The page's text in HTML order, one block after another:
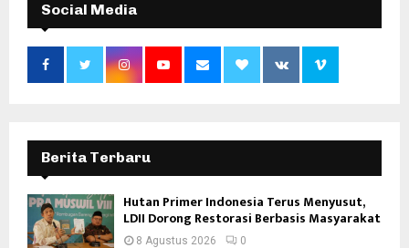
Social Media
Berita Terbaru
Hutan Primer Indonesia Terus Menyusut,
LDII Dorong Restorasi Berbasis Masyarakat
8 Agustus 2026 0